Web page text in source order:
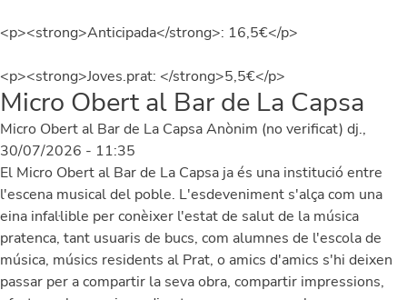
<p><strong>Anticipada</strong>: 16,5€</p>
<p><strong>Joves.prat: </strong>5,5€</p>
Micro Obert al Bar de La Capsa
Micro Obert al Bar de La CapsaAnònim (no verificat) dj.,
30/07/2026 - 11:35
El Micro Obert al Bar de La Capsa ja és una institució entre
l'escena musical del poble. L'esdeveniment s'alça com una
eina infal·lible per conèixer l'estat de salut de la música
pratenca, tant usuaris de bucs, com alumnes de l'escola de
música, músics residents al Prat, o amics d'amics s'hi deixen
passar per a compartir la seva obra, compartir impressions,